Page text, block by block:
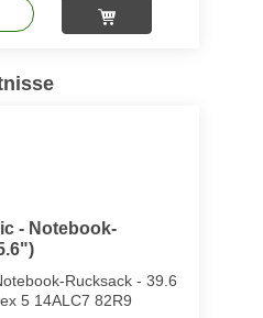
- Notebook-
Rucksack - 39.6
5 14ALC7 82R9